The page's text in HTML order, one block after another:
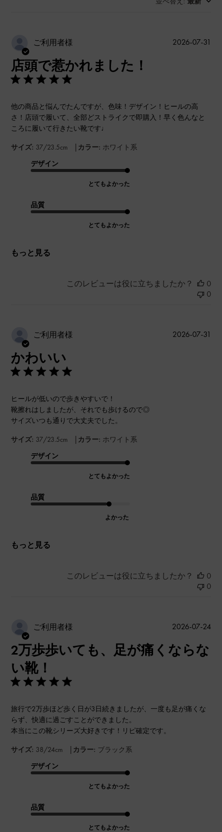
ご利用者様
店頭で惹かれました！
他の商品と悩んでたんですが、色味！デザイン！ヒールの高
さ！店頭で履いて、全部どストライクで即購入！早く色んなと
ころに履いて行きたい靴です♩
サイズ: 37/23.5cm | カラー: ホワイト系
デザイン
とてもよかった
品質
とてもよかった
もっと見る
2026-07-31
このレビューは役に立ちましたか？
0
0
ご利用者様
かわいい
ヒールが低いので歩きやすいで！
靴擦れはしましたが、それでも歩けるので◎
サイズいつも通りで大丈夫でした。
サイズ: 37/23.5cm | カラー: ホワイト系
デザイン
とてもよかった
品質
よかった
もっと見る
2026-07-31
このレビューは役に立ちましたか？
0
0
ご利用者様
2万歩歩いても、足が痛くならな
い靴！
旅行で2万歩ほど歩く日が3日続きましたが、一度も足が痛くな
らず、快適に過ごすことができました。
本当にこの靴シリーズ大好きです！リピ確定です。
サイズ: 38/24cm | カラー: ブラック系
デザイン
とてもよかった
品質
とてもよかった
公
2026-07-24